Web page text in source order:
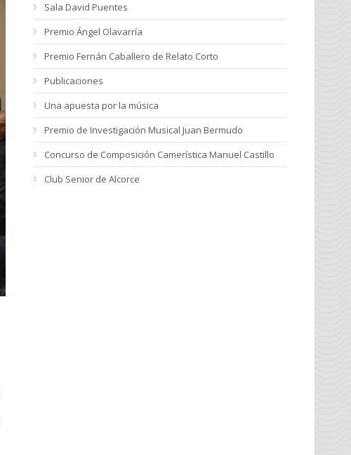
Sala David Puentes
Premio Ángel Olavarría
Premio Fernán Caballero de Relato Corto
Publicaciones
Una apuesta por la música
Premio de Investigación Musical Juan Bermudo
Concurso de Composición Camerística Manuel Castillo
Club Senior de Alcorce